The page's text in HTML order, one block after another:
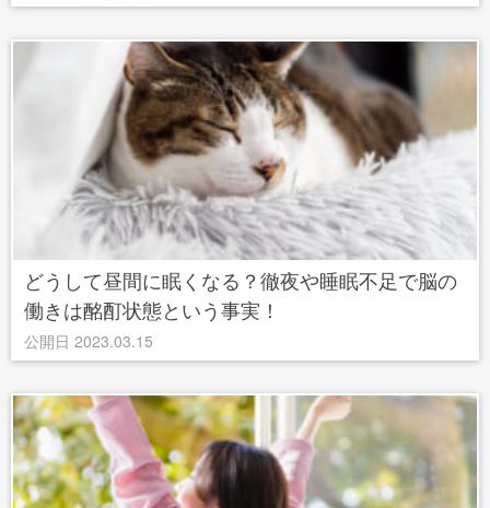
どうして昼間に眠くなる？徹夜や睡眠不足で脳の
働きは酩酊状態という事実！
公開日 2023.03.15